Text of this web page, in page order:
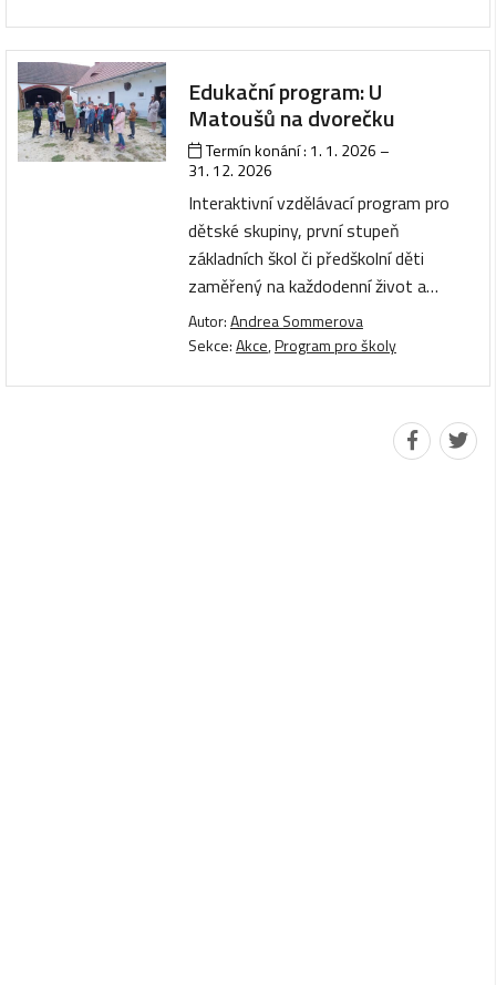
Edukační program: U
Matoušů na dvorečku
Termín konání : 1. 1. 2026 –
31. 12. 2026
Interaktivní vzdělávací program pro
dětské skupiny, první stupeň
základních škol či předškolní děti
zaměřený na každodenní život a…
Autor:Andrea Sommerova
Sekce:Akce,Program pro školy